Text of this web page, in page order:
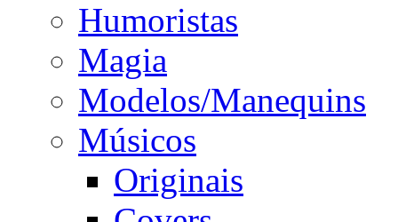
Humoristas
Magia
Modelos/Manequins
Músicos
Originais